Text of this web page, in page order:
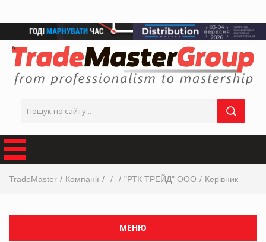
TradeMaster Компанії "РТК ТРЕЙД" ООО Керівник
МЕНЮ